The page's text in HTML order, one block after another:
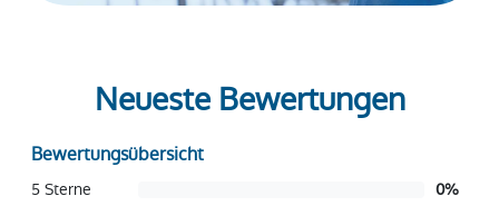
Neueste Bewertungen
Bewertungsübersicht
5 Sterne 0%